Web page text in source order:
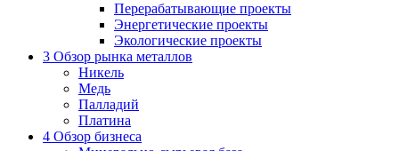
Перерабатывающие проекты
Энергетические проекты
Экологические проекты
3 Обзор рынка металлов
Никель
Медь
Палладий
Платина
4 Обзор бизнеса